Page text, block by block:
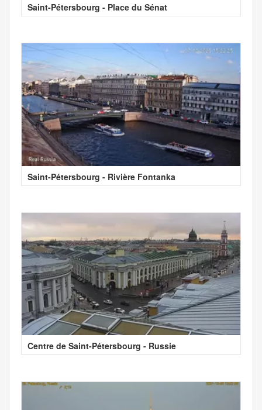
Saint-Pétersbourg - Place du Sénat
Saint-Pétersbourg - Rivière Fontanka
Centre de Saint-Pétersbourg - Russie